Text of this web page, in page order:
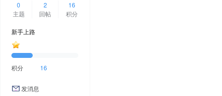
0
主题
2
回帖
16
积分
新手上路
积分 16
发消息